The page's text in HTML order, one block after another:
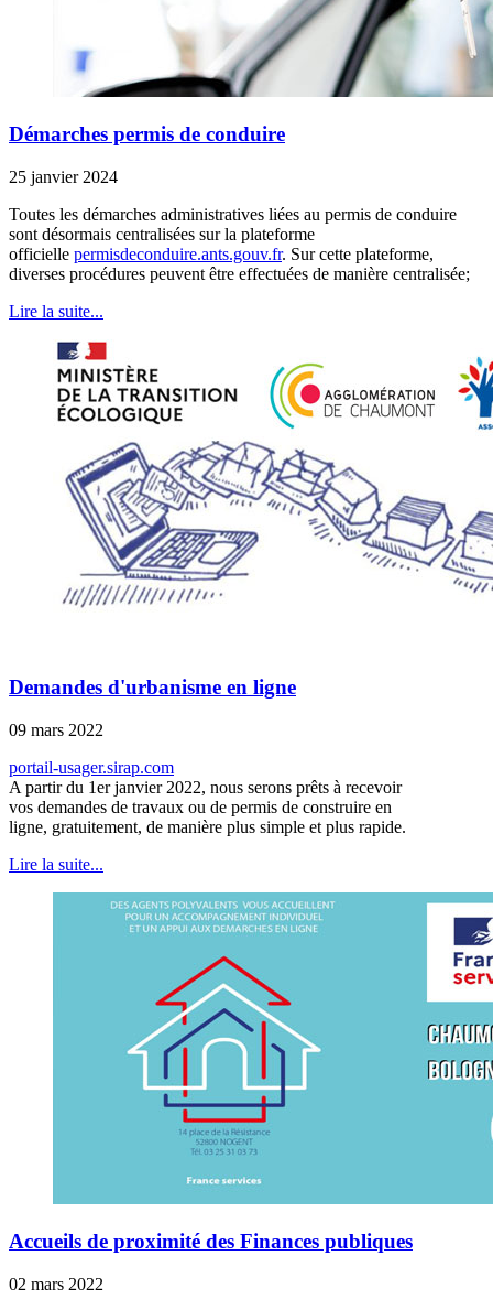
Démarches permis de conduire
25 janvier 2024
Toutes les démarches administratives liées au permis de conduire
sont désormais centralisées sur la plateforme
officielle permisdeconduire.ants.gouv.fr. Sur cette plateforme,
diverses procédures peuvent être effectuées de manière centralisée;
Lire la suite...
Demandes d'urbanisme en ligne
09 mars 2022
portail-usager.sirap.com
A partir du 1er janvier 2022, nous serons prêts à recevoir
vos demandes de travaux ou de permis de construire en
ligne, gratuitement, de manière plus simple et plus rapide.
Lire la suite...
Accueils de proximité des Finances publiques
02 mars 2022